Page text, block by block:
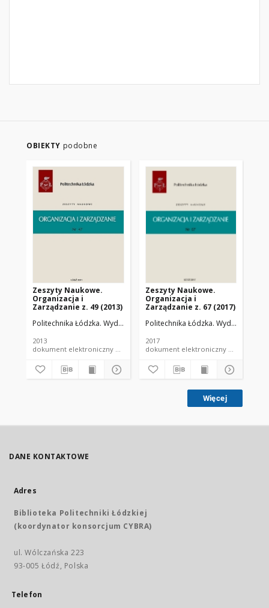
OBIEKTY podobne
Zeszyty Naukowe.
Organizacja i
Zarządzanie z. 49 (2013)
Politechnika Łódzka. Wydział Organizacji i Zarządzania.
2013
dokument elektroniczny e-zeszyt naukowy PŁ
Zeszyty Naukowe.
Organizacja i
Zarządzanie z. 67 (2017)
Politechnika Łódzka. Wydział
2017
dokument elektroniczny
Więcej
DANE KONTAKTOWE
Adres
Biblioteka Politechniki Łódzkiej
(koordynator konsorcjum CYBRA)
ul. Wólczańska 223
93-005 Łódź, Polska
Telefon